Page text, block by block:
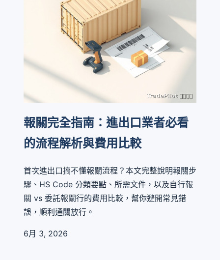
報關完全指南：進出口業者必看
的流程解析與費用比較
首次進出口搞不懂報關流程？本文完整說明報關步
驟、HS Code 分類要點、所需文件，以及自行報
關 vs 委託報關行的費用比較，幫你避開常見錯
誤，順利通關放行。
6月 3, 2026